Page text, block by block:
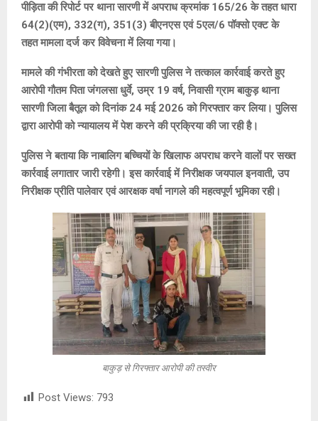
पीड़िता की रिपोर्ट पर थाना सारणी में अपराध क्रमांक 165/26 के तहत धारा
64(2)(एम), 332(ग), 351(3) बीएनएस एवं 5एल/6 पॉक्सो एक्ट के
तहत मामला दर्ज कर विवेचना में लिया गया।
मामले की गंभीरता को देखते हुए सारणी पुलिस ने तत्काल कार्रवाई करते हुए
आरोपी गौतम पिता जंगलसा धुर्वे, उम्र 19 वर्ष, निवासी ग्राम बाकुड़ थाना
सारणी जिला बैतूल को दिनांक 24 मई 2026 को गिरफ्तार कर लिया। पुलिस
द्वारा आरोपी को न्यायालय में पेश करने की प्रक्रिया की जा रही है।
पुलिस ने बताया कि नाबालिग बच्चियों के खिलाफ अपराध करने वालों पर सख्त
कार्रवाई लगातार जारी रहेगी। इस कार्रवाई में निरीक्षक जयपाल इनवाती, उप
निरीक्षक प्रीति पालेवार एवं आरक्षक वर्षा नागले की महत्वपूर्ण भूमिका रही।
बाकुड़ से गिरफ्तार आरोपी की तस्वीर
Post Views: 793